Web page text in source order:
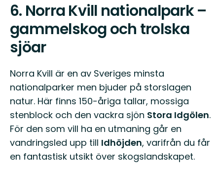
6. Norra Kvill nationalpark –
gammelskog och trolska
sjöar
Norra Kvill är en av Sveriges minsta
nationalparker men bjuder på storslagen
natur. Här finns 150-åriga tallar, mossiga
stenblock och den vackra sjön Stora Idgölen.
För den som vill ha en utmaning går en
vandringsled upp till Idhöjden, varifrån du får
en fantastisk utsikt över skogslandskapet.